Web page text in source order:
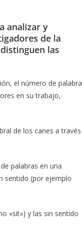
analizar y
de la
las
el número de
en su trabajo,
de los canes a través
palabras en una
sentido (por ejemplo
«sit») y las sin sentido